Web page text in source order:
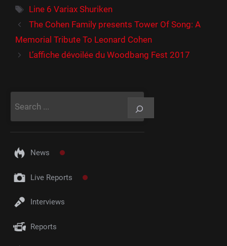
Étiquettes
Line 6 Variax Shuriken
The Cohen Family presents Tower Of Song: A
Memorial Tribute To Leonard Cohen
L’affiche dévoilée du Woodbang Fest 2017
News
Live Reports
Interviews
Reports